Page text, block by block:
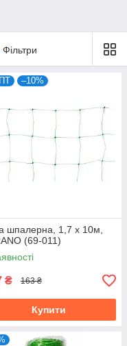
Фільтри
–10%
шпалерна, 1,7 х 10м,
(69-011)
₴ 163 ₴
Купити